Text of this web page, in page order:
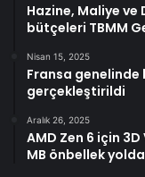
Hazine, Maliye ve
bütçeleri TBMM
Nisan 15, 2025
Fransa genelinde
gerçekleştirildi
Aralık 26, 2025
AMD Zen 6 için
MB önbellek yolda